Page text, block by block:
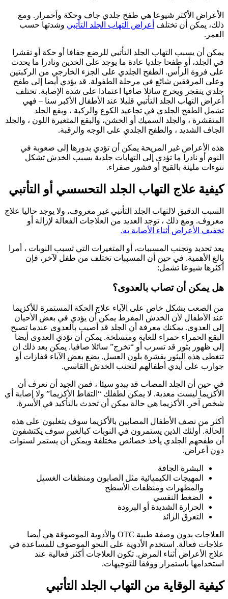
الأعراض الأكثر شيوعا هي طفح جلدي جاف وحكة وأحمرار. ومع
ذلك، يمكن أن تختلف
أعراض التهاب الجلد التأتبي وشدتها حسب
العمر.
يمكن أن يسبب التهاب الجلد التأتبي للرضع جفافا أو حكة أو تقشرا
في الجلد، أو طفحا جلديا عادة ما يوجد على الخدين ونادرا ما يحدث
على فروة الرأس. الطفح الجلدي على الجزء الخارجي من الركبتين
وعلى المرفقين شائع في مرحلة الطفولة. قد يؤدي أيضا إلى طفح
جلدي ينفجر ويخرج سائلا صافيا اعتمادا على شدة الإصابة. تختلف
أعراض التهاب الجلد التأتبي قليلا عند الأطفال الأكبر سنا – فهي
تشمل الطفح الجلدي في تجاعيد الكوع والركبة ، وبقع الجلد
المتقشرة ، والجلد السميك أو الخشن، والبقع المتغيرة اللون ، والجلد
الجاف الشديد ، والطفح الجلدي على الوجه والرقبة.
هذه الأعراض غير المريحة يمكن أن تؤدي بدورها إلى صعوبة في
النوم أو نادرا ما تؤدي إلى التهابات جلدية بسبب الخدش تشكل
نتوءات مليئة بالقيح أو قشور صفراء.
كيفية علاج التهاب الجلد التحسسي أو التأتبي
السبب الدقيق لالتهاب الجلد التأتبي غير معروف، ولا يوجد حاليا علاج
معروف. ومع ذلك ، توجد العديد من العلاجات الفعالة لإزالة أو
تخفيف الأعراض أثناء الأصابة به.
يعد تحديد وتجنب المسببات، أو المتغيرات التي تسبب النوبات ، أمرا
بالغ الأهمية. في حين أن المسببات تختلف من طفل لآخر، فإن
أكثرها شيوعا تشمل:
هل يمكن أن تصاب بالعدوى؟
من الصعب بشكل خاص على الآباء علاج الحكة المستمرة للأكزيما
عند الأطفال لأن الخدش المفرط يمكن أن يؤدي في بعض الأحيان
إلى العدوى. يمكنك معرفة أن الجلد قد أصيب بالعدوى عندما تصبح
البقع الحمراء حمراء للغاية ومتسلخة. يمكن أن تؤدي العدوى أيضا
إلى ظهور بثور قد تسرب أو “تخرج” سائلا صافيا. يمكن بعد ذلك ان
تتغطى هذه البثور بقشرة بلون العسل. يضع بعض الآباء قفازات أو
جوارب على أيدي أطفالهم لتجنب الخدش القاسي.
في حين أن الجلد المصاب قد يبدو سيئا ، فمن الجيد أن نعرف أن
الأكزيما ليست معدية. لا يمكن لطفلك “التقاط الأكزيما” ولا إصابة أي
شخص آخر. الأكزيما هي حالة يمكن أن تحدث بالتأكيد في الأسرة.
أكثر من نصف الأطفال المصابين بالأكزيما سوف يتغلبون على هذه
الحالة. أولئك الذين يستمرون في النوبات كبالغين سوف يكتشفون
أن طفحهم الجلدي يأخذ خصائص مختلفة ويمكن أن يستمر لسنوات
دون أعراض.
البشرة الجافة
المهيجات الكيميائية مثل الصابون ومنظفات الغسيل
والمطهرات ومنظفات الأسطح
الضغط النفسي
الحرارة الشديدة أو البرودة
التعرق الزائد
العلاجات بدون وصفة طبية OTC والأدوية الموصوفة هي أيضا
علاجات فعالة. استخدم الأدوية على النحو الموصوف للمساعدة في
علاج الأعراض أثناء المرض. تكون العلاجات أكثر فعالية عند
استخدامها باستمرار ووفقا للتوجيهات.
كيفية الوقاية من التهاب الجلد التأتبي